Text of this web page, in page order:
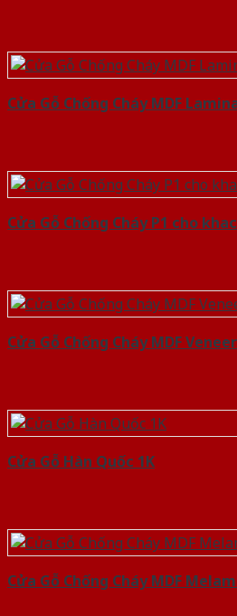
Cửa Gỗ Chống Cháy MDF
Cửa Gỗ Chống Cháy P1 cho
Cửa Gỗ Chống Cháy MDF
Cửa Gỗ Hàn Quốc 1K
Cửa Gỗ Chống Cháy MDF